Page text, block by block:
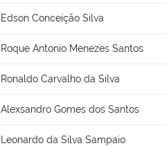
Edson Conceição Silva
Roque Antonio Menezes Santos
Ronaldo Carvalho da Silva
Alexsandro Gomes dos Santos
Leonardo da Silva Sampaio